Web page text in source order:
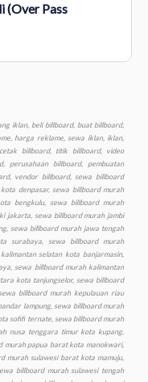
(Over Pass
murah kalimantan utara kota tanjungselor, produksi billboard murah kepulauan bangka belitung kota pangkalpinang, produksi billboard murah kepulauan riau kota tanjung pinang, produksi billboard murah lampung kota bandar lampung, produksi billboard murah maluku kota ambon, produksi billboard maluku utara kota sofifi ternate, produksi billboard murah nusa tenggara barat kota mataram, produksi billboard murah nusa tenggara timur kota kupang, produksi billboard murah papua kota jayapura, produksi billboard murah papua barat kota manokwari, produksi billboard murah riau kota pekanbaru, produksi billboard murah sulawesi barat kota mamuju, produksi billboard murah sulawesi selatan kota makassar, produksi billboard murah sulawesi tengah kota palu, produksi billboard murah sulawesi tenggara kota kendari, produksi billboard murah sulawesi utara kota manado, produksi billboard murah sumatera barat kota padang, produksi billboard murah sumatera selatan kota palembang, produksi billboard murah sumatera utara kota medan, produksi billboard murah yogyakarta kota yogyakarta, produksi baliho murah aceh kota banda aceh, produksi baliho murah bali kota denpasar, produksi baliho murah banten kota serang, produksi baliho murah bengkulu kota bengkulu, produksi baliho murah gorontalo kota gorontalo, produksi baliho murah jakarta dki jakarta, produksi baliho murah jambi kota jambi, produksi baliho murah jawa barat kota bandung, produksi baliho murah jawa tengah kota semarang, produksi baliho murah jawa timur kota surabaya, produksi baliho murah kalimantan barat kota pontianak, produksi baliho murah kalimantan selatan kota banjarmasin, produksi baliho murah kalimantan tengah kota palangkaraya, produksi baliho murah kalimantan timur kota samarinda, produksi baliho murah kalimantan utara kota tanjungselor, produksi baliho murah kepulauan bangka belitung kota pangkalpinang, produksi baliho murah kepulauan riau kota tanjung pinang, produksi baliho murah lampung kota bandar lampung, produksi baliho murah maluku kota ambon, produksi baliho murah maluku utara kota sofifi ternate, produksi baliho murah nusa tenggara barat kota mataram, produksi baliho murah nusa tenggara timur kota kupang, produksi baliho murah papua kota jayapura, produksi baliho murah papua barat kota manokwari, produksi baliho murah riau kota pekanbaru, produksi baliho murah sulawesi barat kota mamuju, produksi baliho murah sulawesi selatan kota makassar, produksi baliho murah sulawesi tengah kota palu, produksi baliho murah sulawesi tenggara kota kendari, produksi baliho murah sulawesi utara kota manado, produksi baliho murah sumatera barat kota padang, produksi baliho murah sumatera selatan kota palembang, produksi baliho murah sumatera utara kota medan, produksi baliho murah yogyakarta kota yogyakarta, produksi videotron murah aceh kota banda aceh, produksi videotron murah bali kota denpasar, produksi videotron murah banten kota serang, produksi videotron murah bengkulu kota bengkulu, produksi videotron murah gorontalo kota gorontalo, produksi videotron murah jakarta dki jakarta, produksi videotron murah jambi kota jambi, produksi videotron murah jawa barat kota bandung, produksi murah videotron jawa tengah kota semarang, produksi videotron murah jawa timur kota surabaya, produksi videotron murah kalimantan barat kota pontianak, produksi videotron murah kalimantan selatan kota banjarmasin, produksi videotron murah, kalimantan tengah kota palangkaraya, produksi videotron murah kalimantan timur kota samarinda, produksi videotron murah kalimantan utara kota tanjungselor, produksi videotron murah kepulauan bangka belitung kota pangkalpinang, produksi videotron murah kepulauan riau kota tanjung pinang, produksi videotron murah lampung kota bandar lampung, produksi videotron murah maluku kota ambon, produksi videotron murah maluku utara